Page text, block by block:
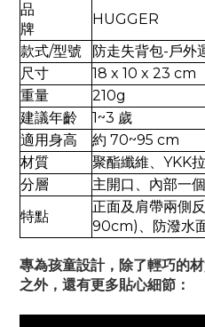
品
牌
HUGGER
款式/型號
防走失背包-戶外
尺寸
18 x 10 x 23 cm
重量
210g
建議年齡
1~3 歲
適用身高
約 70~95 cm
材質
聚酯纖維、YKK
分層
主開口、內部一
特點
正面及肩帶兩側
90cm)、防潑水
專為孩童設計，除了輕巧的
之外，還有更多貼心細節：